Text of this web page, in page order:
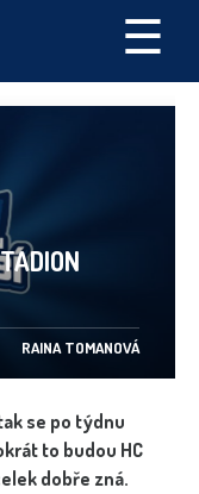
☰
RAINA TOMANOVÁ
se po týdnu
to budou HC
dobře zná.